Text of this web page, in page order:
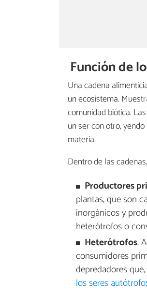
Función de
Una cadena
un ecosistema.
comunidad biótica.
un ser con otro,
materia.
Dentro de las
Productores
plantas, que son
inorgánicos y
heterótrofos o
Heterótrofos.
consumidores
depredadores
los seres